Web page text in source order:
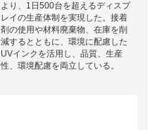
より、1日500台を超えるディスプ
レイの生産体制を実現した。接着
剤の使用や材料廃棄物、在庫を削
減するとともに、環境に配慮した
UVインクを活用し、品質、生産
性、環境配慮を両立している。